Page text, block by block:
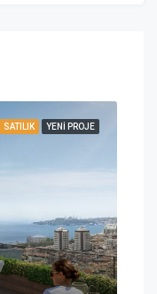
SATILIK YENI PROJE